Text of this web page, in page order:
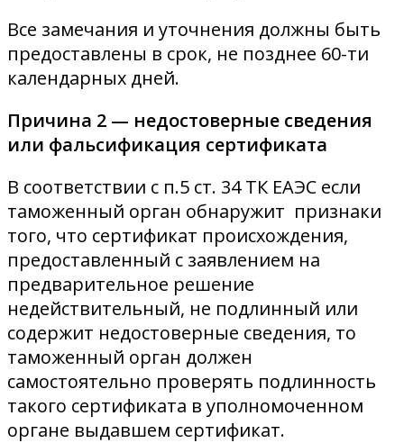
Все замечания и уточнения должны быть
предоставлены в срок, не позднее 60-ти
календарных дней.
Причина 2 — недостоверные сведения
или фальсификация сертификата
В соответствии с п.5 ст. 34 ТК ЕАЭС если
таможенный орган обнаружит признаки
того, что сертификат происхождения,
предоставленный с заявлением на
предварительное решение
недействительный, не подлинный или
содержит недостоверные сведения, то
таможенный орган должен
самостоятельно проверять подлинность
такого сертификата в уполномоченном
органе выдавшем сертификат.